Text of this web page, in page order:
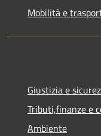
Mobilità e
Giustizia e
Tributi,finanze e
Ambiente